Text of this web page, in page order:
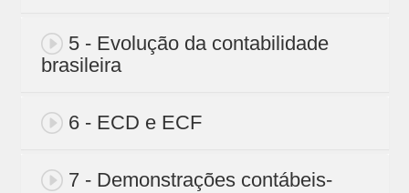
5 - Evolução da contabilidade
brasileira
6 - ECD e ECF
7 - Demonstrações contábeis-